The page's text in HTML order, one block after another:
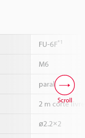
FU-6F*1
M6
paralela
2 m corte livre
ø2.2×2
Scroll